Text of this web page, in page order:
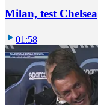
Milan, test Chelsea
01:58